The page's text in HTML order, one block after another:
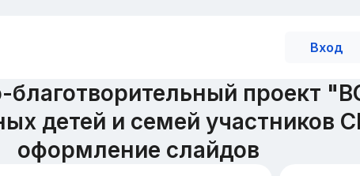
Вход
благотворительный проект
детей и семей участников
оформление слайдов